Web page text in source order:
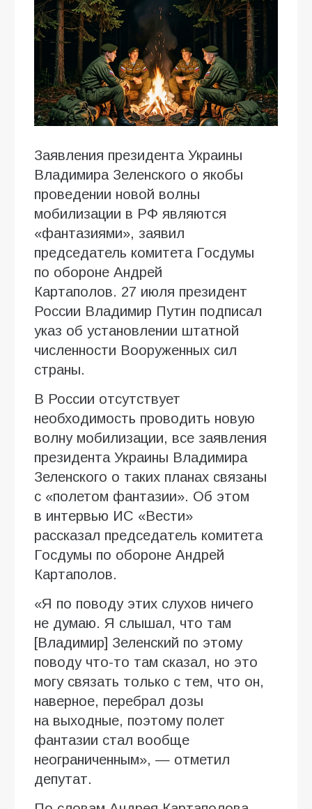
Заявления президента Украины
Владимира Зеленского о якобы
проведении новой волны
мобилизации в РФ являются
«фантазиями», заявил
председатель комитета Госдумы
по обороне Андрей
Картаполов. 27 июля президент
России Владимир Путин подписал
указ об установлении штатной
численности Вооруженных сил
страны.
В России отсутствует
необходимость проводить новую
волну мобилизации, все заявления
президента Украины Владимира
Зеленского о таких планах связаны
с «полетом фантазии». Об этом
в интервью ИC «Вести»
рассказал председатель комитета
Госдумы по обороне Андрей
Картаполов.
«Я по поводу этих слухов ничего
не думаю. Я слышал, что там
[Владимир] Зеленский по этому
поводу что-то там сказал, но это
могу связать только с тем, что он,
наверное, перебрал дозы
на выходные, поэтому полет
фантазии стал вообще
неограниченным», — отметил
депутат.